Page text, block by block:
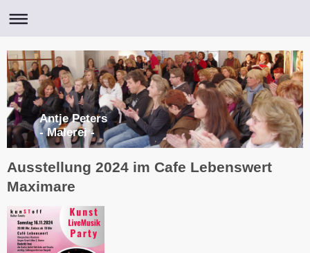
Antje Peters
- Malerei -
Ausstellung 2024 im Cafe Lebenswert
Maximare